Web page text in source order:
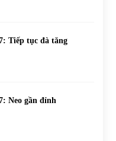
Tiếp tục đà tăng
Neo gần đỉnh